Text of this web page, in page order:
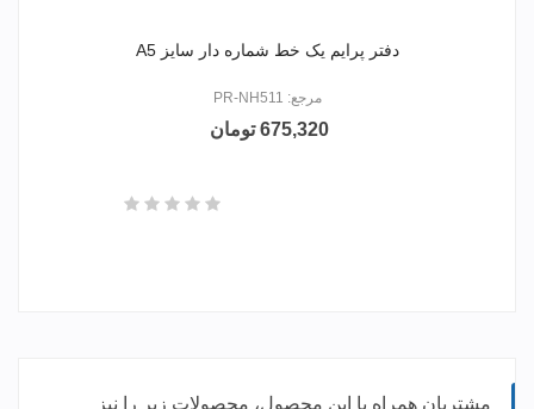
دفتر پرایم یک خط شماره دار سایز A5
مرجع: PR-NH511
675,320 تومان
مشتریان همراه با این محصول، محصولات زیر را نیز